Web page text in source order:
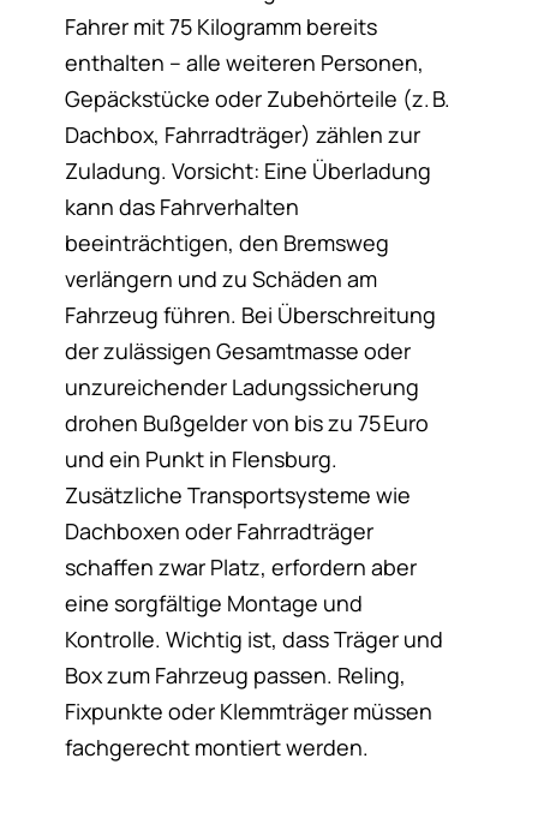
Fahrer mit 75 Kilogramm bereits
enthalten – alle weiteren Personen,
Gepäckstücke oder Zubehörteile (z. B.
Dachbox, Fahrradträger) zählen zur
Zuladung. Vorsicht: Eine Überladung
kann das Fahrverhalten
beeinträchtigen, den Bremsweg
verlängern und zu Schäden am
Fahrzeug führen. Bei Überschreitung
der zulässigen Gesamtmasse oder
unzureichender Ladungssicherung
drohen Bußgelder von bis zu 75 Euro
und ein Punkt in Flensburg.
Zusätzliche Transportsysteme wie
Dachboxen oder Fahrradträger
schaffen zwar Platz, erfordern aber
eine sorgfältige Montage und
Kontrolle. Wichtig ist, dass Träger und
Box zum Fahrzeug passen. Reling,
Fixpunkte oder Klemmträger müssen
fachgerecht montiert werden.